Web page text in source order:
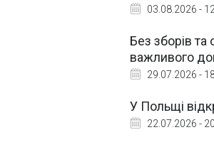
03.08.2026 -
Без зборів
важливого
29.07.2026 -
У Польщі
22.07.2026 -